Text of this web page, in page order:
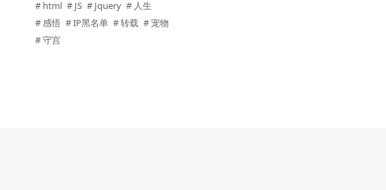
# html # JS # Jquery # 人生
# 感悟 # IP黑名单 # 转载 # 宠物
# 守宫